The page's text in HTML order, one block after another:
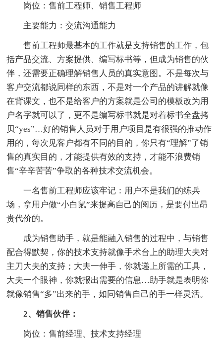
岗位：售前工程师、销售工程师
主要能力：交流沟通能力
售前工程师最基本的工作就是支持销售的工作，包
括产品交流、方案提供、编写标书等，但成为销售的伙
伴，还需要正确理解销售人员的真实意图。不是每次与
客户交流都说同样的东西，不是对一个产品的讲解就像
在背课文，也不是给客户的方案就是公司的模板改为用
户名字就可以了，更不是编写标书就是对着标书全盘拷
贝“yes”…好的销售人员对于用户项目是有很强的推动作
用的，每次见客户都有不同的目的，你只有“理解”了销
售的真实目的，才能提供有效的支持，才能不浪费销
售“辛辛苦苦”争取的各种技术交流机会。
一名售前工程师应该牢记：用户不是我们的练兵
场，拿用户做“小白鼠”来提高自己的阅历，是要付出昂
贵代价的。
成为销售助手，就是能融入销售的过程中，与销售
配合得默契，你的技术支持就像手术台上的助理大夫对
主刀大夫的支持；大夫一伸手，你就递上所需的工具，
大夫一个眼神，你就报出需要的信息…助手就是表明你
就像销售“多”出来的手，如同销售自己的手一样灵活。
2、销售伙伴：
岗位：售前经理、技术支持经理